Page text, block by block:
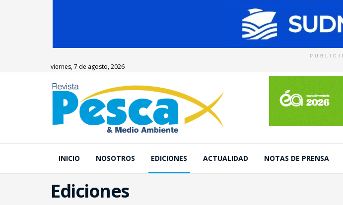
viernes, 7 de agosto, 2026
INICIO NOSOTROS EDICIONES ACTUALIDAD NOTAS DE PRENSA
Ediciones